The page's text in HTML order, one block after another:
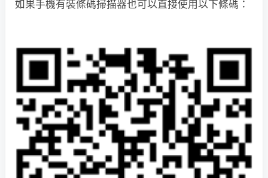
如果手機有裝條碼掃描器也可以直接使用以下條碼：